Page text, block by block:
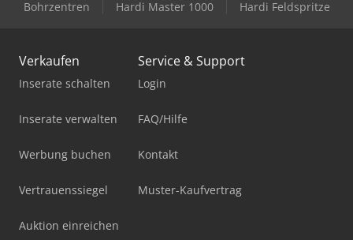
Bohrzentren
Hardi Master 1000 Hardi Feldspritze
Verkaufen
Inserate schalten
Inserate verwalten
Werbung buchen
Vertrauenssiegel
Auktion einreichen
Service & Support
Login
FAQ/Hilfe
Kontakt
Muster-Kaufvertrag